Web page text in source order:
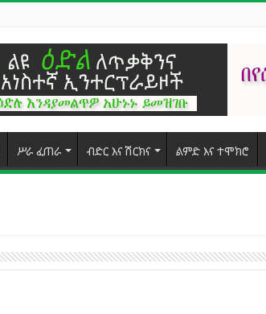
ሥራ ፈጠራ ብድር እና ሽርክና ልምድ እና ተሞክሮ